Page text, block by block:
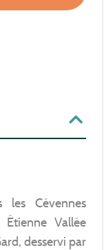
les Cévennes
Vallée
desservi par